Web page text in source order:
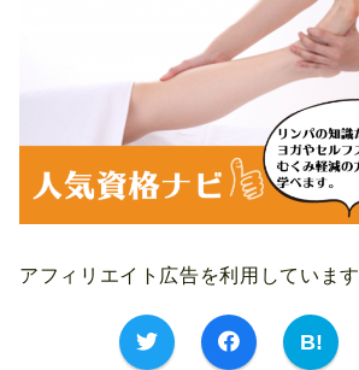
アフィリエイト広告を利用しています